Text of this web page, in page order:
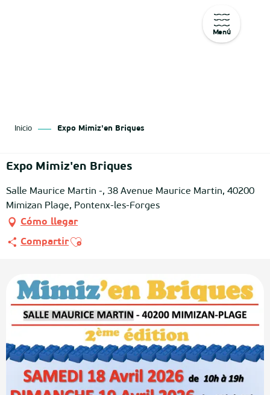
Menú
Inicio Expo Mimiz'en Briques
Expo Mimiz'en Briques
Salle Maurice Martin -, 38 Avenue Maurice Martin, 40200
Mimizan Plage, Pontenx-les-Forges
Cómo llegar
CompartirAjouter aux favoris